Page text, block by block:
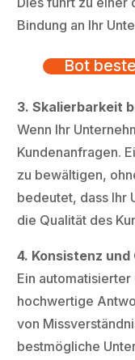
Bindung an Ihr
Bot
3. Skalierbarkeit
Wenn Ihr
Kundenanfragen.
zu bewältigen,
bedeutet, dass Ihr
die Qualität des
4. Konsistenz
Ein
hochwertige
von
bestmögliche